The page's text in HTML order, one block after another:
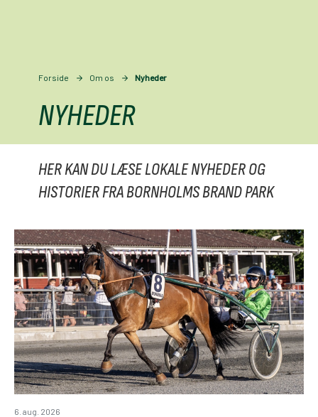
Forside Om os Nyheder
NYHEDER
HER KAN DU LÆSE LOKALE NYHEDER OG
HISTORIER FRA BORNHOLMS BRAND PARK
6. aug. 2026